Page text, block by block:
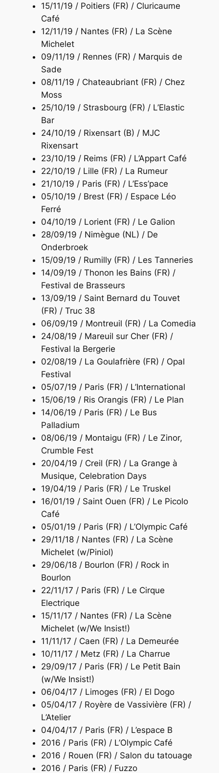
15/11/19 / Poitiers (FR) / Cluricaume
Café
12/11/19 / Nantes (FR) / La Scène
Michelet
09/11/19 / Rennes (FR) / Marquis de
Sade
08/11/19 / Chateaubriant (FR) / Chez
Moss
25/10/19 / Strasbourg (FR) / L’Elastic
Bar
24/10/19 / Rixensart (B) / MJC
Rixensart
23/10/19 / Reims (FR) / L’Appart Café
22/10/19 / Lille (FR) / La Rumeur
21/10/19 / Paris (FR) / L’Ess’pace
05/10/19 / Brest (FR) / Espace Léo
Ferré
04/10/19 / Lorient (FR) / Le Galion
28/09/19 / Nimègue (NL) / De
Onderbroek
15/09/19 / Rumilly (FR) / Les Tanneries
14/09/19 / Thonon les Bains (FR) /
Festival de Brasseurs
13/09/19 / Saint Bernard du Touvet
(FR) / Truc 38
06/09/19 / Montreuil (FR) / La Comedia
24/08/19 / Mareuil sur Cher (FR) /
Festival la Bergerie
02/08/19 / La Goulafrière (FR) / Opal
Festival
05/07/19 / Paris (FR) / L’International
15/06/19 / Ris Orangis (FR) / Le Plan
14/06/19 / Paris (FR) / Le Bus
Palladium
08/06/19 / Montaigu (FR) / Le Zinor,
Crumble Fest
20/04/19 / Creil (FR) / La Grange à
Musique, Celebration Days
19/04/19 / Paris (FR) / Le Truskel
16/01/19 / Saint Ouen (FR) / Le Picolo
Café
05/01/19 / Paris (FR) / L’Olympic Café
29/11/18 / Nantes (FR) / La Scène
Michelet (w/Piniol)
29/06/18 / Bourlon (FR) / Rock in
Bourlon
22/11/17 / Paris (FR) / Le Cirque
Electrique
15/11/17 / Nantes (FR) / La Scène
Michelet (w/We Insist!)
11/11/17 / Caen (FR) / La Demeurée
10/11/17 / Metz (FR) / La Charrue
29/09/17 / Paris (FR) / Le Petit Bain
(w/We Insist!)
06/04/17 / Limoges (FR) / El Dogo
05/04/17 / Royère de Vassivière (FR) /
L’Atelier
04/04/17 / Paris (FR) / L’espace B
2016 / Paris (FR) / L’Olympic Café
2016 / Rouen (FR) / Salon du tatouage
2016 / Paris (FR) / Fuzzo